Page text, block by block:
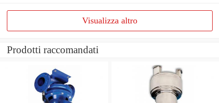
Visualizza altro
Prodotti raccomandati